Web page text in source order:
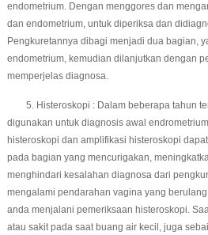
endometrium. Dengan menggores dan
dan endometrium, untuk diperiksa dan
Pengkuretannya dibagi menjadi dua bagian,
endometrium, kemudian dilanjutkan dengan
memperjelas diagnosa.
5. Histeroskopi : Dalam beberapa tahun
digunakan untuk diagnosis awal
histeroskopi dan amplifikasi histeroskopi
pada bagian yang mencurigakan,
menghindari kesalahan diagnosa dari
mengalami pendarahan vagina yang
anda menjalani pemeriksaan histeroskopi.
atau sakit pada saat buang air kecil, juga